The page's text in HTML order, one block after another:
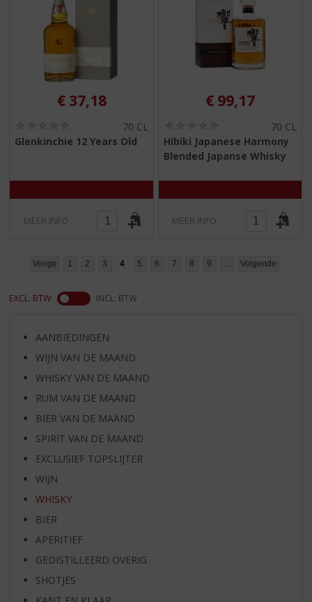
€ 37,18
,
5
70 CL
Glenkinchie 12 Years Old
MEER INFO
€ 99,17
,
0
5
70 CL
Hibiki Japanese Harmony
Blended Japanse Whisky
MEER INFO
Vorige 1 2 3 4 5 6 7 8 9 ... Volgende
EXCL. BTW INCL. BTW
AANBIEDINGEN
WIJN VAN DE MAAND
WHISKY VAN DE MAAND
RUM VAN DE MAAND
BIER VAN DE MAAND
SPIRIT VAN DE MAAND
EXCLUSIEF TOPSLIJTER
WIJN
WHISKY
BIER
APERITIEF
GEDISTILLEERD OVERIG
SHOTJES